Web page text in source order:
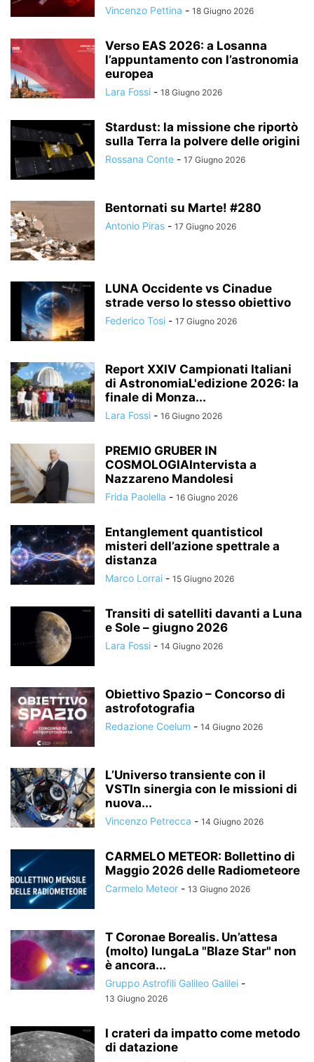
Vincenzo Pettina - 18 Giugno 2026
Verso EAS 2026: a Losanna
l’appuntamento con l’astronomia
europea
Lara Fossi - 18 Giugno 2026
Stardust: la missione che riportò
sulla Terra la polvere delle origini
Rossana Conte - 17 Giugno 2026
Bentornati su Marte! #280
Antonio Piras - 17 Giugno 2026
LUNA Occidente vs Cinadue
strade verso lo stesso obiettivo
Federico Tosi - 17 Giugno 2026
Report XXIV Campionati Italiani
di AstronomiaL'edizione 2026: la
finale di Monza...
Lara Fossi - 16 Giugno 2026
PREMIO GRUBER IN
COSMOLOGIAIntervista a
Nazzareno Mandolesi
Frida Paolella - 16 Giugno 2026
Entanglement quantisticoI
misteri dell’azione spettrale a
distanza
Marco Lorrai - 15 Giugno 2026
Transiti di satelliti davanti a Luna
e Sole – giugno 2026
Lara Fossi - 14 Giugno 2026
Obiettivo Spazio – Concorso di
astrofotografia
Redazione Coelum - 14 Giugno 2026
L’Universo transiente con il
VSTIn sinergia con le missioni di
nuova...
Vincenzo Petrecca - 14 Giugno 2026
CARMELO METEOR: Bollettino di
Maggio 2026 delle Radiometeore
Carmelo Meteor - 13 Giugno 2026
T Coronae Borealis. Un’attesa
(molto) lungaLa "Blaze Star" non
è ancora...
Gruppo Astrofili Galileo Galilei -
13 Giugno 2026
I crateri da impatto come metodo
di datazione